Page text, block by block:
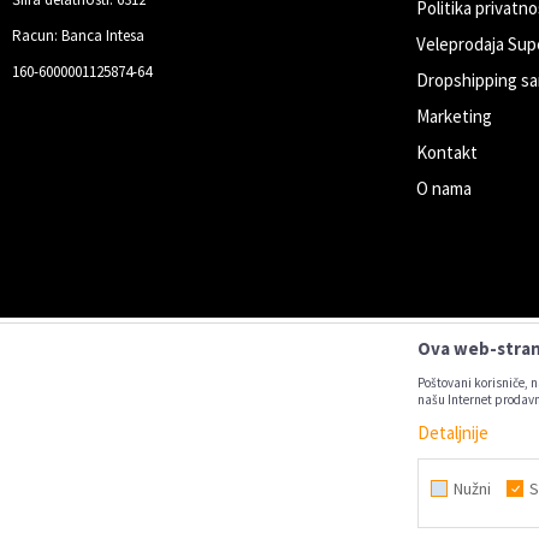
Racun: Banca Intesa
160-6000001125874-64
Politika
Veleprodaja
Dropshipping
Marketing
Kontakt
O nama
Nastojimo da budemo što
Svi artikli
Ova web-
Poštovani korisniče,
našu Internet
Detaljnije
Nužni